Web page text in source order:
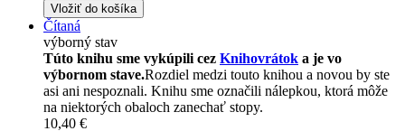
Vložiť do košíka
Čítaná
výborný stav
Túto knihu sme vykúpili cez Knihovrátok a je vo
výbornom stave.Rozdiel medzi touto knihou a novou by ste
asi ani nespoznali. Knihu sme označili nálepkou, ktorá môže
na niektorých obaloch zanechať stopy.
10,40 €